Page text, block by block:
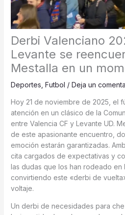
Derbi Valenciano
Levante se
Mestalla en un
Deportes Futbol / Deja un
Hoy 21 de noviembre de 2025, el
atención en un clásico de la
entre Valencia CF y Levante UD.
de este apasionante encuentro,
emoción estarán garantizadas.
cita cargados de expectativas y
las dudas que los han rodeado en
convirtiendo este «derbi de
voltaje.
Un derbi de necesidades para